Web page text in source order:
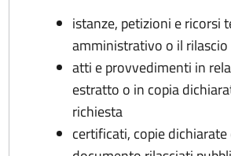
istanze, petizioni e ricorsi
amministrativo o il
atti e provvedimenti in
estratto o in copia
richiesta
certificati, copie